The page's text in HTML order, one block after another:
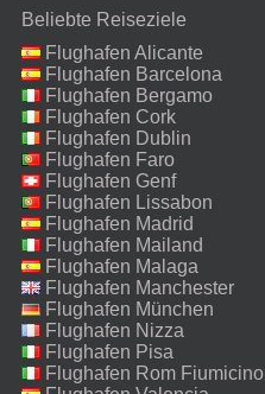
Beliebte Reiseziele
Flughafen Alicante
Flughafen Barcelona
Flughafen Bergamo
Flughafen Cork
Flughafen Dublin
Flughafen Faro
Flughafen Genf
Flughafen Lissabon
Flughafen Madrid
Flughafen Mailand
Malpensa
Flughafen Malaga
Flughafen Manchester
Flughafen München
Flughafen Nizza
Flughafen Pisa
Flughafen Rom Fiumicino